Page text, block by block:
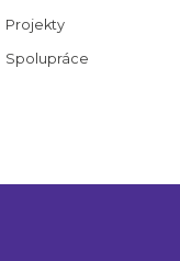
Projekty
Spolupráce